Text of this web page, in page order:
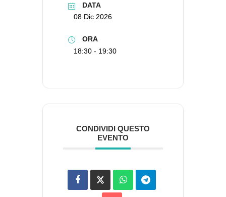
DATA
08 Dic 2026
ORA
18:30 - 19:30
CONDIVIDI QUESTO
EVENTO